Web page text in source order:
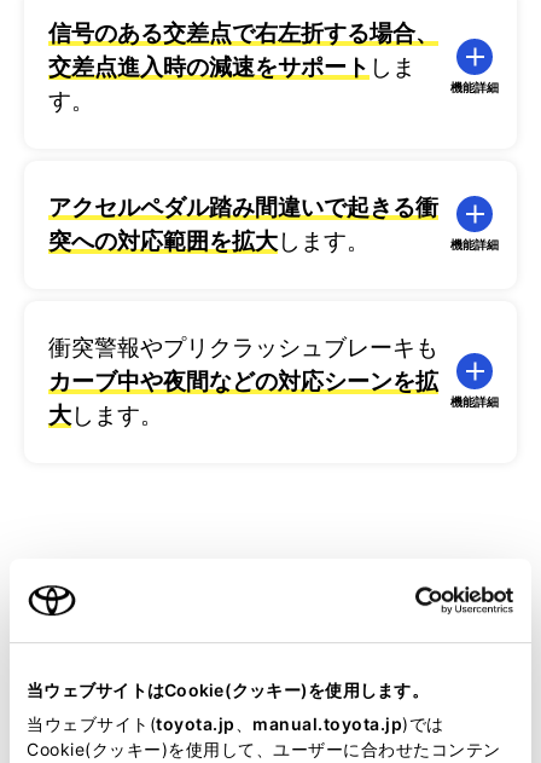
当ウェブサイトはCookie(クッキー)を使用します。
当ウェブサイト(toyota.jp、 manual.toyota.jp)では
Cookie(クッキー)を使用して、ユーザーに合わせたコンテン
信号のある交差点で右左折する場合、
交差点進入時の減速をサポート しま
す。
機能詳細
アクセルペダル踏み間違いで起きる衝
突への対応範囲を拡大します。 機能詳細
衝突警報やプリクラッシュブレーキも
カーブ中や夜間などの対応シーンを拡
大します。
機能詳細
Toyota Safety Sense を安全にお使いいただく上でご注
意いただきたいこと